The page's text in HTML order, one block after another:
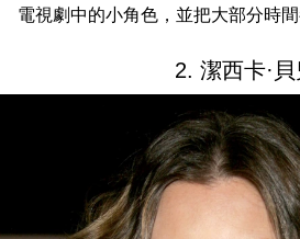
電視劇中的小角色，並把大部分時間
2. 潔西卡·貝